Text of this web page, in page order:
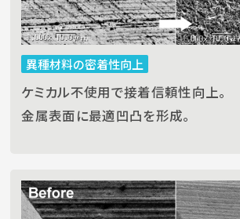
異種材料の密着性向上
ケミカル不使用で接着信頼性向上。
金属表面に最適凹凸を形成。